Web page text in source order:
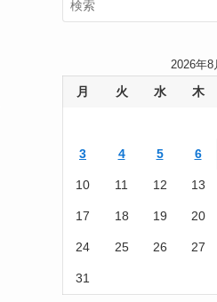
2026年8
月 火 水 木
3 4 5 6
10 11 12 13
17 18 19 20
24 25 26 27
31